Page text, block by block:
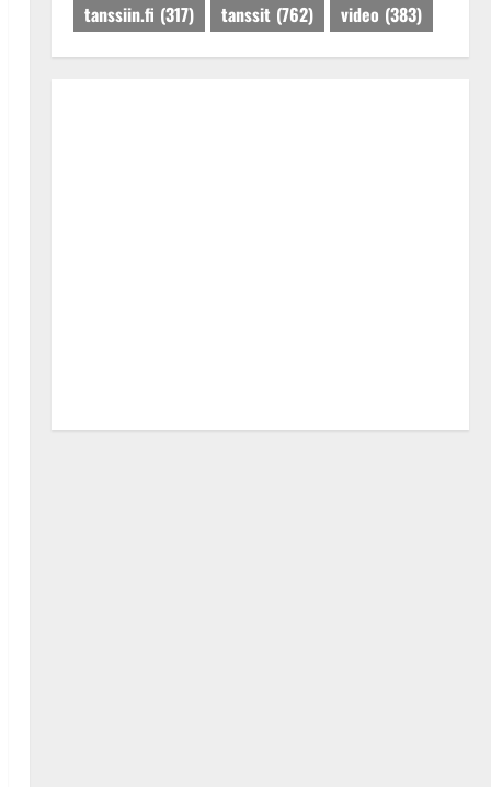
tanssiin.fi (317) tanssit (762) video (383)